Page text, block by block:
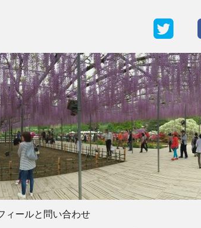
ィールと問い合わせ